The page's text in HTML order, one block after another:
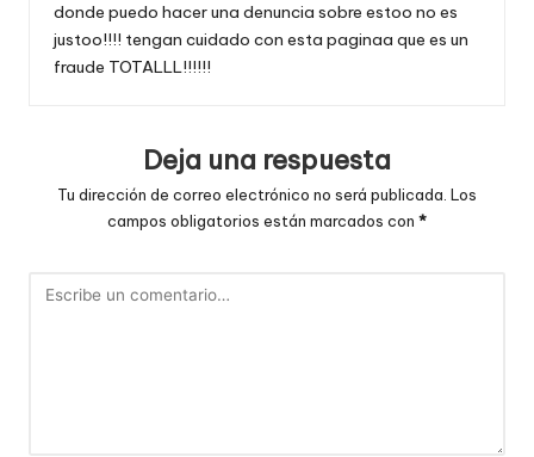
donde puedo hacer una denuncia sobre estoo no es
justoo!!!! tengan cuidado con esta paginaa que es un
fraude TOTALLL!!!!!!
Deja una respuesta
Tu dirección de correo electrónico no será publicada. Los
campos obligatorios están marcados con *